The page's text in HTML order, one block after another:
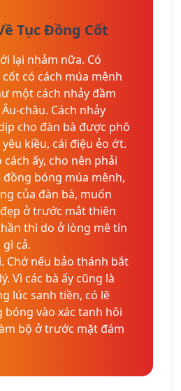
Tục Đồng Cốt
lại nhảm nữa. Có
có cách múa mênh
một cách nhảy đầm
châu. Cách nhảy
cho đàn bà được phô
kiều, cái điệu ẻo ớt.
ấy, cho nên phải
bóng múa mênh,
của đàn bà, muốn
ở trước mắt thiên
thì do ở lòng mê tín
cả.
Chớ nếu bảo thánh bắt
Vì các bà ấy cũng là
lúc sanh tiền, có lẽ
bóng vào xác tanh hôi
bộ ở trước mặt đám